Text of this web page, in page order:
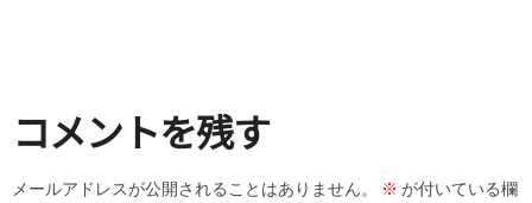
コメントを残す
メールアドレスが公開されることはありません。 ※ が付いている欄